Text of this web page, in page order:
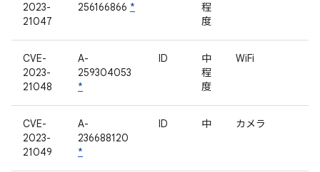
2023-
21047
256166866 *
程
度
CVE-
2023-
21048
A-
259304053
*
ID
中
程
度
WiFi
CVE-
2023-
21049
A-
236688120
*
ID 中 カメラ